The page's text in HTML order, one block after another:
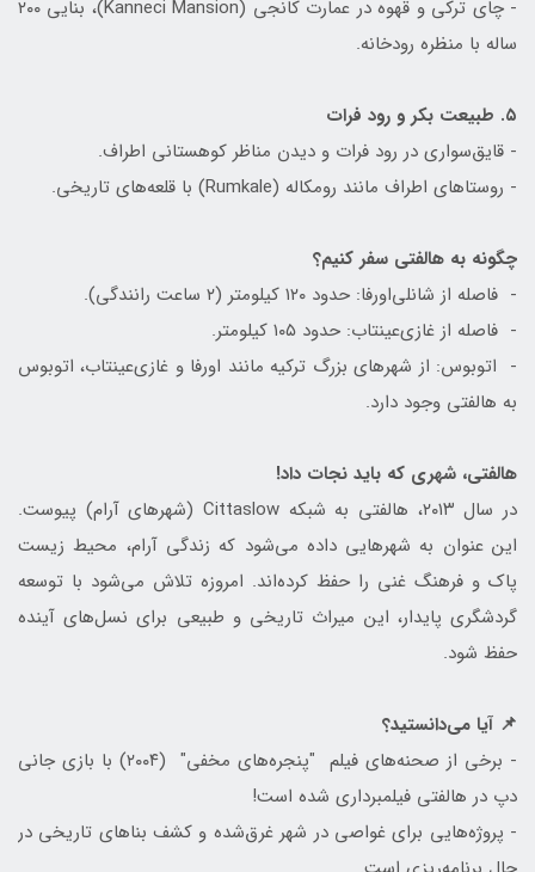
- چای ترکی و قهوه در عمارت کانجی (Kanneci Mansion)، بنایی ۲۰۰
ساله با منظره رودخانه.
۵. طبیعت بکر و رود فرات
- قایق‌سواری در رود فرات و دیدن مناظر کوهستانی اطراف.
- روستاهای اطراف مانند رومکاله (Rumkale) با قلعه‌های تاریخی.
چگونه به هالفتی سفر کنیم؟
- فاصله از شانلی‌اورفا: حدود ۱۲۰ کیلومتر (۲ ساعت رانندگی).
- فاصله از غازی‌عینتاب: حدود ۱۰۵ کیلومتر.
- اتوبوس: از شهرهای بزرگ ترکیه مانند اورفا و غازی‌عینتاب، اتوبوس
به هالفتی وجود دارد.
هالفتی، شهری که باید نجات داد!
در سال ۲۰۱۳، هالفتی به شبکه Cittaslow (شهرهای آرام) پیوست.
این عنوان به شهرهایی داده می‌شود که زندگی آرام، محیط زیست
پاک و فرهنگ غنی را حفظ کرده‌اند. امروزه تلاش می‌شود با توسعه
گردشگری پایدار، این میراث تاریخی و طبیعی برای نسل‌های آینده
حفظ شود.
📌 آیا می‌دانستید؟
- برخی از صحنه‌های فیلم "پنجره‌های مخفی" (۲۰۰۴) با بازی جانی
دپ در هالفتی فیلمبرداری شده است!
- پروژه‌هایی برای غواصی در شهر غرق‌شده و کشف بناهای تاریخی در